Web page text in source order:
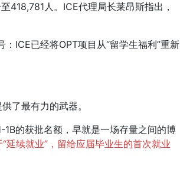
418,781人。ICE代理局长莱昂斯指出，
ICE已经将OPT项目从“留学生福利”重新
了最有力的武器。
的获批名额，早就是一场存量之间的博
续就业”，留给应届毕业生的首次就业